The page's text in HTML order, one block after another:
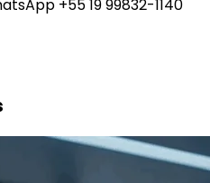
+55 19 99832-1140